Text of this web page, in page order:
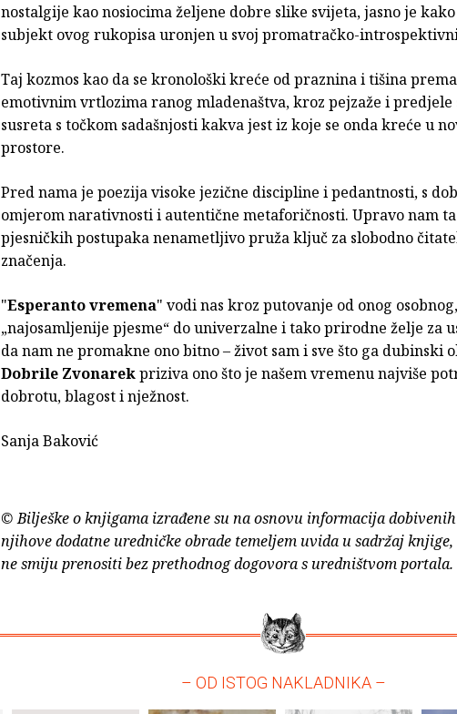
nostalgije kao nosiocima željene dobre slike svijeta, jasno je
subjekt ovog rukopisa uronjen u svoj promatračko-
Taj kozmos kao da se kronološki kreće od praznina i tišina
emotivnim vrtlozima ranog mladenaštva, kroz pejzaže i predjele
susreta s točkom sadašnjosti kakva jest iz koje se onda kreće u
prostore.
Pred nama je poezija visoke jezične discipline i pedantnosti, s
omjerom narativnosti i autentične metaforičnosti. Upravo nam
pjesničkih postupaka nenametljivo pruža ključ za slobodno
značenja.
"Esperanto vremena" vodi nas kroz putovanje od onog
„najosamljenije pjesme“ do univerzalne i tako prirodne želje za
da nam ne promakne ono bitno – život sam i sve što ga dubinski
Dobrile Zvonarekpriziva ono što je našem vremenu najviše
dobrotu, blagost i nježnost.
Sanja Baković
© Bilješke o knjigama izrađene su na osnovu informacija
njihove dodatne uredničke obrade temeljem uvida u sadržaj knjige,
ne smiju prenositi bez prethodnog dogovora s uredništvom portala.
– OD ISTOG NAKLADNIKA –